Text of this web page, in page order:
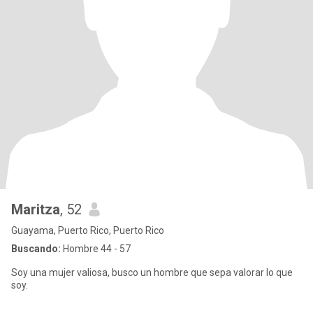
Maritza, 52
Guayama, Puerto Rico, Puerto Rico
Buscando: Hombre 44 - 57
Soy una mujer valiosa, busco un hombre que sepa valorar lo que
soy.